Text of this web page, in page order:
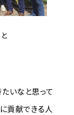
いなと思って
貢献できる人